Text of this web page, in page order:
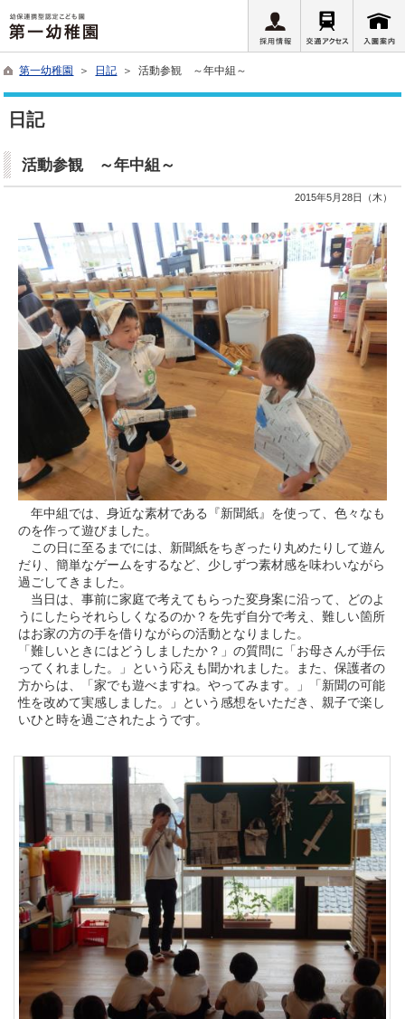
第一幼稚園 ＞ 日記 ＞ 活動参観 ～年中組～
日記
活動参観 ～年中組～
2015年5月28日（木）
年中組では、身近な素材である『新聞紙』を使って、色々なも
のを作って遊びました。
この日に至るまでには、新聞紙をちぎったり丸めたりして遊ん
だり、簡単なゲームをするなど、少しずつ素材感を味わいながら
過ごしてきました。
当日は、事前に家庭で考えてもらった変身案に沿って、どのよ
うにしたらそれらしくなるのか？を先ず自分で考え、難しい箇所
はお家の方の手を借りながらの活動となりました。
「難しいときにはどうしましたか？」の質問に「お母さんが手伝
ってくれました。」という応えも聞かれました。また、保護者の
方からは、「家でも遊べますね。やってみます。」「新聞の可能
性を改めて実感しました。」という感想をいただき、親子で楽し
いひと時を過ごされたようです。